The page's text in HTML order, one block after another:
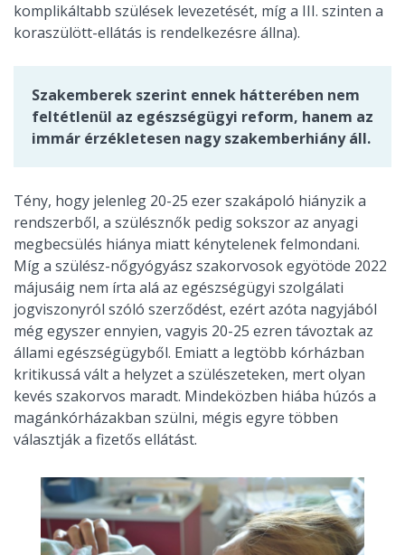
komplikáltabb szülések levezetését, míg a III. szinten a
koraszülött-ellátás is rendelkezésre állna).
Szakemberek szerint ennek hátterében nem
feltétlenül az egészségügyi reform, hanem az
immár érzékletesen nagy szakemberhiány áll.
Tény, hogy jelenleg 20-25 ezer szakápoló hiányzik a
rendszerből, a szülésznők pedig sokszor az anyagi
megbecsülés hiánya miatt kénytelenek felmondani.
Míg a szülész-nőgyógyász szakorvosok egyötöde 2022
májusáig nem írta alá az egészségügyi szolgálati
jogviszonyról szóló szerződést, ezért azóta nagyjából
még egyszer ennyien, vagyis 20-25 ezren távoztak az
állami egészségügyből. Emiatt a legtöbb kórházban
kritikussá vált a helyzet a szülészeteken, mert olyan
kevés szakorvos maradt. Mindeközben hiába húzós a
magánkórházakban szülni, mégis egyre többen
választják a fizetős ellátást.